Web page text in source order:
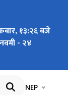
१३:२६ बजे
- २४
भाषा चयन
NEP